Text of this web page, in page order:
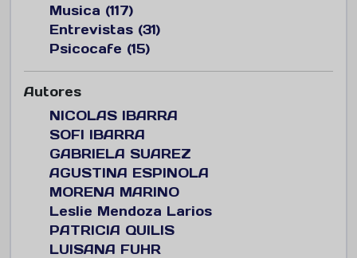
Musica (117)
Entrevistas (31)
Psicocafe (15)
Autores
NICOLAS IBARRA
SOFI IBARRA
GABRIELA SUAREZ
AGUSTINA ESPINOLA
MORENA MARINO
Leslie Mendoza Larios
PATRICIA QUILIS
LUISANA FUHR